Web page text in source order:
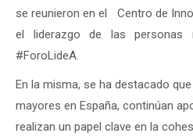
se reunieron en el Centro de
el liderazgo de las personas
#ForoLideA.
En la misma, se ha destacado
mayores en España, continúan
realizan un papel clave en la